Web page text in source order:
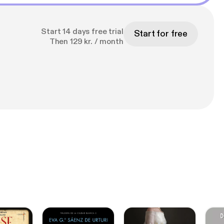
Start 14 days free trial
Then 129 kr. / month
Start for free